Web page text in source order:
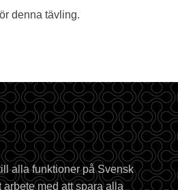
denna tävling.
alla funktioner på Svensk
arbete med att spara alla